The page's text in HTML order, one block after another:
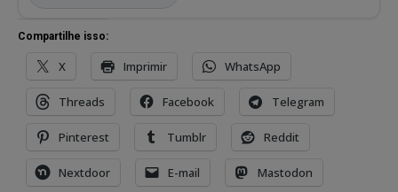
Compartilhe isso:
X Imprimir WhatsApp
Threads Facebook Telegram
Pinterest Tumblr Reddit
Nextdoor E-mail Mastodon